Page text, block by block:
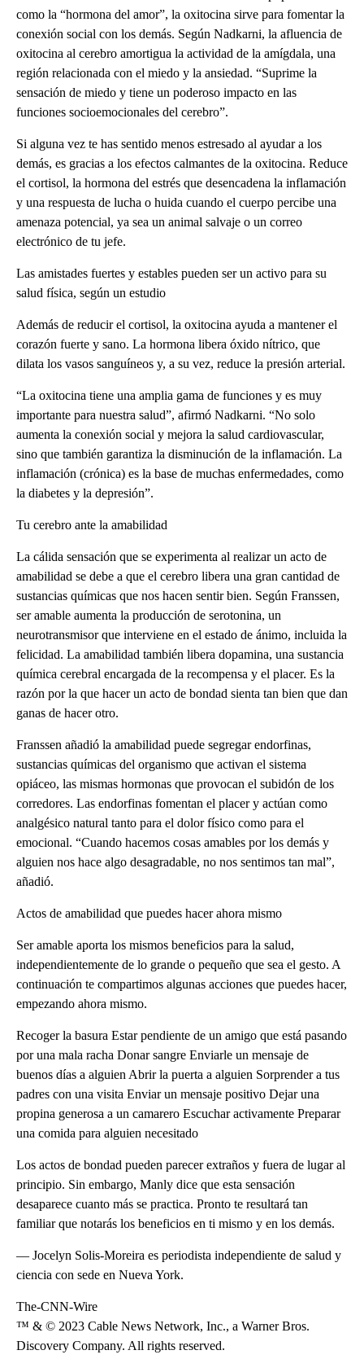
como la “hormona del amor”, la oxitocina sirve para fomentar la
conexión social con los demás. Según Nadkarni, la afluencia de
oxitocina al cerebro amortigua la actividad de la amígdala, una
región relacionada con el miedo y la ansiedad. “Suprime la
sensación de miedo y tiene un poderoso impacto en las
funciones socioemocionales del cerebro”.
Si alguna vez te has sentido menos estresado al ayudar a los
demás, es gracias a los efectos calmantes de la oxitocina. Reduce
el cortisol, la hormona del estrés que desencadena la inflamación
y una respuesta de lucha o huida cuando el cuerpo percibe una
amenaza potencial, ya sea un animal salvaje o un correo
electrónico de tu jefe.
Las amistades fuertes y estables pueden ser un activo para su
salud física, según un estudio
Además de reducir el cortisol, la oxitocina ayuda a mantener el
corazón fuerte y sano. La hormona libera óxido nítrico, que
dilata los vasos sanguíneos y, a su vez, reduce la presión arterial.
“La oxitocina tiene una amplia gama de funciones y es muy
importante para nuestra salud”, afirmó Nadkarni. “No solo
aumenta la conexión social y mejora la salud cardiovascular,
sino que también garantiza la disminución de la inflamación. La
inflamación (crónica) es la base de muchas enfermedades, como
la diabetes y la depresión”.
Tu cerebro ante la amabilidad
La cálida sensación que se experimenta al realizar un acto de
amabilidad se debe a que el cerebro libera una gran cantidad de
sustancias químicas que nos hacen sentir bien. Según Franssen,
ser amable aumenta la producción de serotonina, un
neurotransmisor que interviene en el estado de ánimo, incluida la
felicidad. La amabilidad también libera dopamina, una sustancia
química cerebral encargada de la recompensa y el placer. Es la
razón por la que hacer un acto de bondad sienta tan bien que dan
ganas de hacer otro.
Franssen añadió la amabilidad puede segregar endorfinas,
sustancias químicas del organismo que activan el sistema
opiáceo, las mismas hormonas que provocan el subidón de los
corredores. Las endorfinas fomentan el placer y actúan como
analgésico natural tanto para el dolor físico como para el
emocional. “Cuando hacemos cosas amables por los demás y
alguien nos hace algo desagradable, no nos sentimos tan mal”,
añadió.
Actos de amabilidad que puedes hacer ahora mismo
Ser amable aporta los mismos beneficios para la salud,
independientemente de lo grande o pequeño que sea el gesto. A
continuación te compartimos algunas acciones que puedes hacer,
empezando ahora mismo.
Recoger la basura Estar pendiente de un amigo que está pasando
por una mala racha Donar sangre Enviarle un mensaje de
buenos días a alguien Abrir la puerta a alguien Sorprender a tus
padres con una visita Enviar un mensaje positivo Dejar una
propina generosa a un camarero Escuchar activamente Preparar
una comida para alguien necesitado
Los actos de bondad pueden parecer extraños y fuera de lugar al
principio. Sin embargo, Manly dice que esta sensación
desaparece cuanto más se practica. Pronto te resultará tan
familiar que notarás los beneficios en ti mismo y en los demás.
— Jocelyn Solis-Moreira es periodista independiente de salud y
ciencia con sede en Nueva York.
The-CNN-Wire
™ & © 2023 Cable News Network, Inc., a Warner Bros.
Discovery Company. All rights reserved.